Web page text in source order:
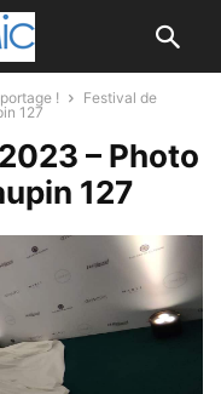
!
Festival de
127
– Photo
127